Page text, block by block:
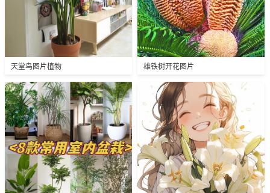
天堂鸟图片植物 雄铁树开花图片